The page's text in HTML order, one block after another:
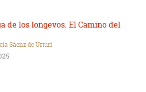
de los longevos. El Camino del
Sáenz de Urturi